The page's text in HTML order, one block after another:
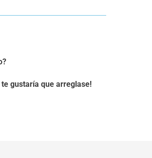
gustaría que arreglase!